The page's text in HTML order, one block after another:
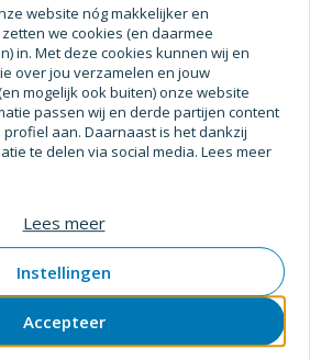
en hardercomponenten in het
1 Pc
downloads
https://www.fischer.nl/nl-nl
website nóg makkelijker en
we cookies (en daarmee
in. Met deze cookies kunnen wij en
over jou verzamelen en jouw
mogelijk ook buiten) onze website
passen wij en derde partijen content
aan. Daarnaast is het dankzij
te delen via social media. Lees meer
Accepteer
Instellingen
Lees meer